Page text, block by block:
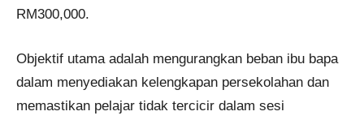
RM300,000.
Objektif utama adalah mengurangkan beban ibu bapa
dalam menyediakan kelengkapan persekolahan dan
memastikan pelajar tidak tercicir dalam sesi